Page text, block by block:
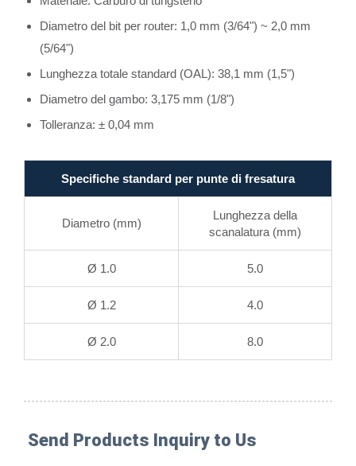
Diametro del bit per router: 1,0 mm (3/64") ~ 2,0 mm
(5/64")
Lunghezza totale standard (OAL): 38,1 mm (1,5")
Diametro del gambo: 3,175 mm (1/8")
Tolleranza: ± 0,04 mm
Specifiche standard per punte di fresatura
Diametro (mm)
Lunghezza della
scanalatura (mm)
Ø 1.0 5.0
Ø 1.2 4.0
Ø 2.0 8.0